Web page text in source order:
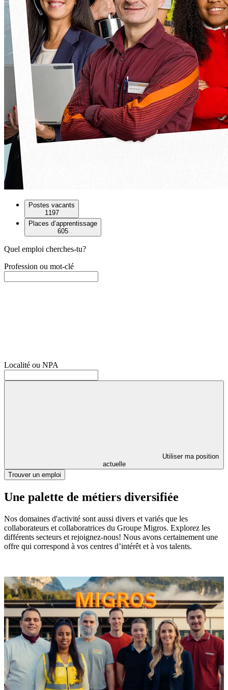
Postes vacants
1197
Places d’apprentissage
605
Quel emploi cherches-tu?
Profession ou mot-clé
Localité ou NPA
Utiliser ma position
actuelle
Trouver un emploi
Une palette de métiers diversifiée
Nos domaines d'activité sont aussi divers et variés que les
collaborateurs et collaboratrices du Groupe Migros. Explorez les
différents secteurs et rejoignez-nous! Nous avons certainement une
offre qui correspond à vos centres d’intérêt et à vos talents.